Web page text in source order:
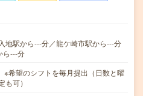
地駅から---分／龍ケ崎市駅から---分
ら---分
希望のシフトを毎月提出（日数と曜
も可）